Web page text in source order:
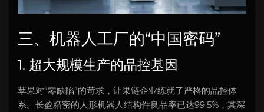
三、机器人工厂的“中国密码”
1. 超大规模生产的品控基因
苹果对“零缺陷”的苛求，让果链企业练就了严格的品控体
系。长盈精密的人形机器人结构件良品率已达99.5%，其深